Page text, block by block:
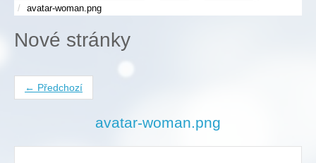
avatar-woman.png
Nové stránky
← Předchozí
avatar-woman.png